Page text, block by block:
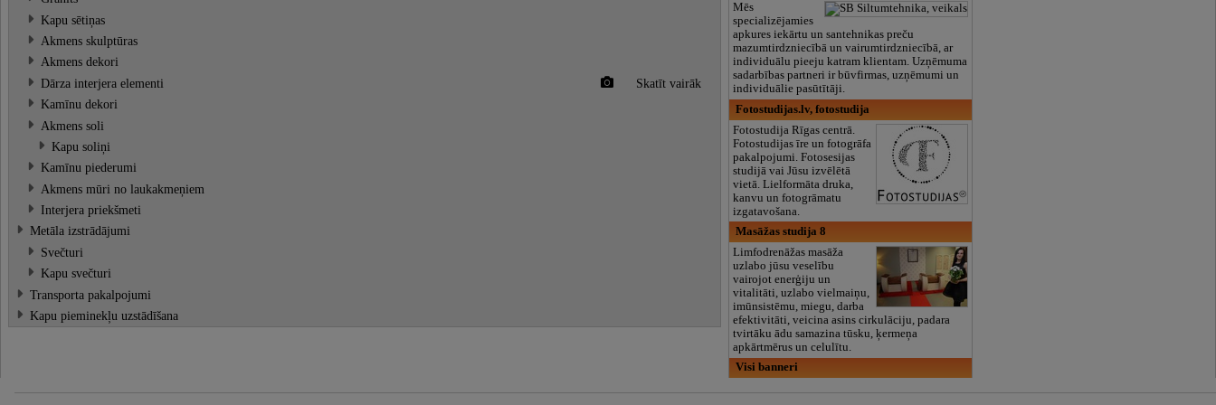
Kapu sētiņas
Akmens skulptūras
Akmens dekori
Dārza interjera elementi
Skatīt vairāk
Kamīnu dekori
Akmens soli
Kapu soliņi
Kamīnu piederumi
Akmens mūri no laukakmeņiem
Interjera priekšmeti
Metāla izstrādājumi
Svečturi
Kapu svečturi
Transporta pakalpojumi
Kapu pieminekļu uzstādīšana
Mēs
specializējamies
apkures iekārtu un santehnikas preču
mazumtirdzniecībā un vairumtirdzniecībā, ar
individuālu pieeju katram klientam. Uzņēmuma
sadarbības partneri ir būvfirmas, uzņēmumi un
individuālie pasūtītāji.
Fotostudijas.lv, fotostudija
Fotostudija Rīgas centrā.
Fotostudijas īre un fotogrāfa
pakalpojumi. Fotosesijas
studijā vai Jūsu izvēlētā
vietā. Lielformāta druka,
kanvu un fotogrāmatu
izgatavošana.
Masāžas studija 8
Limfodrenāžas masāža
uzlabo jūsu veselību
vairojot enerģiju un
vitalitāti, uzlabo vielmaiņu,
imūnsistēmu, miegu, darba
efektivitāti, veicina asins cirkulāciju, padara
tvirtāku ādu samazina tūsku, ķermeņa
apkārtmērus un celulītu.
Visi banneri